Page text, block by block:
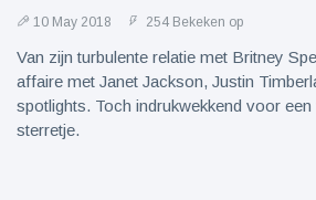
10 May 2018 254 Bekeken op
Van zijn turbulente relatie met Britney
affaire met Janet Jackson, Justin
spotlights. Toch indrukwekkend voor
sterretje.